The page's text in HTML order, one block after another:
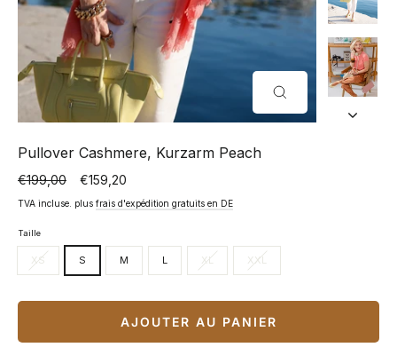
FERMER
(ESC)
Pullover Cashmere, Kurzarm Peach
Prix
normal
€199,00
Prix
spécial
€159,20
TVA incluse. plus frais d'expédition gratuits en DE
Taille
XS S M L XL XXL
AJOUTER AU PANIER